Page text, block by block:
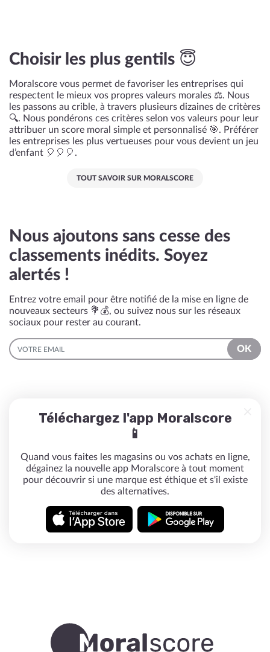
Choisir les plus gentils 😇
Moralscore vous permet de favoriser les entreprises qui
respectent le mieux vos propres valeurs morales ⚖️. Nous
les passons au crible, à travers plusieurs dizaines de critères
🔍. Nous pondérons ces critères selon vos valeurs pour leur
attribuer un score moral simple et personnalisé 🎯. Préférer
les entreprises les plus vertueuses pour vous devient un jeu
d’enfant 🎈🎈🎈.
TOUT SAVOIR SUR MORALSCORE
Nous ajoutons sans cesse des
classements inédits. Soyez
alertés !
Entrez votre email pour être notifié de la mise en ligne de
nouveaux secteurs 💐💰, ou suivez nous sur les réseaux
sociaux pour rester au courant.
EMAIL
OK
Téléchargez l'app Moralscore
📱
Quand vous faites les magasins ou vos achats en ligne,
dégainez la nouvelle app Moralscore à tout moment
pour découvrir si une marque est éthique et s'il existe
des alternatives.